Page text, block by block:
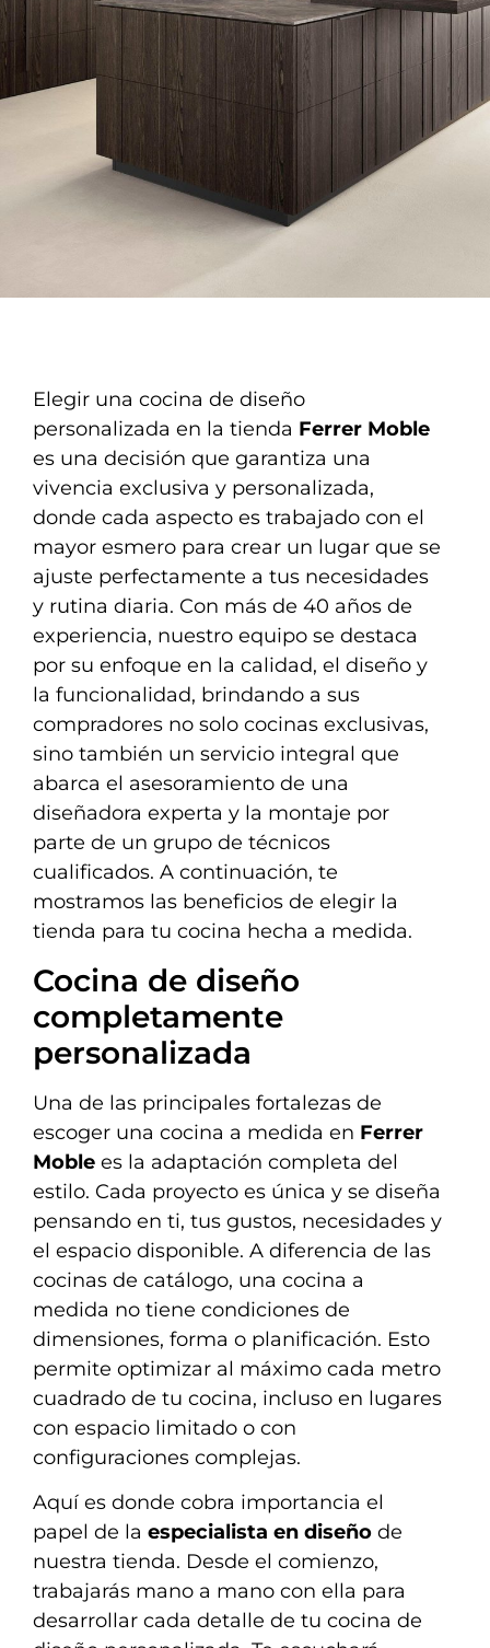
Elegir una cocina de diseño
personalizada en la tienda Ferrer Moble
es una decisión que garantiza una
vivencia exclusiva y personalizada,
donde cada aspecto es trabajado con el
mayor esmero para crear un lugar que se
ajuste perfectamente a tus necesidades
y rutina diaria. Con más de 40 años de
experiencia, nuestro equipo se destaca
por su enfoque en la calidad, el diseño y
la funcionalidad, brindando a sus
compradores no solo cocinas exclusivas,
sino también un servicio integral que
abarca el asesoramiento de una
diseñadora experta y la montaje por
parte de un grupo de técnicos
cualificados. A continuación, te
mostramos las beneficios de elegir la
tienda para tu cocina hecha a medida.
Cocina de diseño
completamente
personalizada
Una de las principales fortalezas de
escoger una cocina a medida en Ferrer
Moble es la adaptación completa del
estilo. Cada proyecto es única y se diseña
pensando en ti, tus gustos, necesidades y
el espacio disponible. A diferencia de las
cocinas de catálogo, una cocina a
medida no tiene condiciones de
dimensiones, forma o planificación. Esto
permite optimizar al máximo cada metro
cuadrado de tu cocina, incluso en lugares
con espacio limitado o con
configuraciones complejas.
Aquí es donde cobra importancia el
papel de la especialista en diseño de
nuestra tienda. Desde el comienzo,
trabajarás mano a mano con ella para
desarrollar cada detalle de tu cocina de